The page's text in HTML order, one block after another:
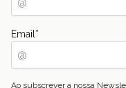
Email*
Ao subscrever a nossa